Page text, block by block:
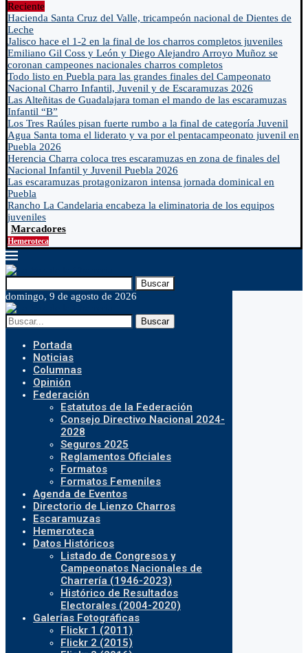
Reciente
Hacienda Santa Cruz del Valle, tricampeón nacional de Dientes de
Leche
Jalisco hace el 1-2 en la final de los charros completos juveniles
Emiliano Gil Coss y León y Diego Alejandro Arroyo Muñoz se
coronan campeones nacionales charros completos
Todo listo en Puebla para las grandes finales del Campeonato
Nacional Charro Infantil, Juvenil y de Escaramuzas 2026
Las Alteñitas de Guadalajara toman el mando de las escaramuzas
Infantil “B”
Los Tres Raúles pisan fuerte rumbo a la final de categoría Juvenil
Agua Santa toma el liderato y va por el pentacampeonato juvenil en
Puebla 2026
Herencia Charra coloca tres escaramuzas en zona de finales del
Nacional Infantil y Juvenil Puebla 2026
Las escaramuzas protagonizaron intensa jornada dominical en
Puebla
Rancho La Candelaria encabeza la eliminatoria de los equipos
juveniles
Marcadores
Hemeroteca
Buscar
domingo, 9 de agosto de 2026
Buscar
Portada
Noticias
Columnas
Opinión
Federación
Estatutos de la Federación
Consejo Directivo Nacional 2024-
2028
Seguros 2025
Reglamentos Oficiales
Formatos
Formatos Femeniles
Agenda de Eventos
Directorio de Lienzo Charros
Escaramuzas
Hemeroteca
Datos Históricos
Listado de Congresos y
Campeonatos Nacionales de
Charrería (1946-2023)
Histórico de Resultados
Electorales (2004-2020)
Galerías Fotográficas
Flickr 1 (2011)
Flickr 2 (2015)